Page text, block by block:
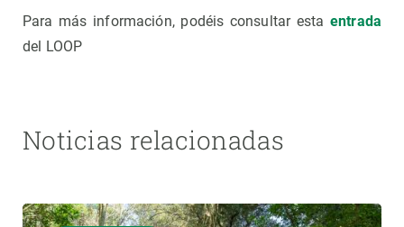
Para más información, podéis consultar esta entrada
del LOOP
Noticias relacionadas